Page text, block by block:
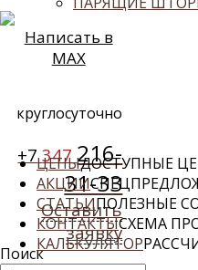
ЦЕНЫДОСТУПНЫЕ
АКЦИИ
СТАТЬИПОЛЕЗНЫЕ
КОНТАКТЫСХЕМА
КАЛЬКУЛЯТОР
Написать в
MAX
круглосуточно
+7 347 216-
31-33
Оставить
заявку
Поиск